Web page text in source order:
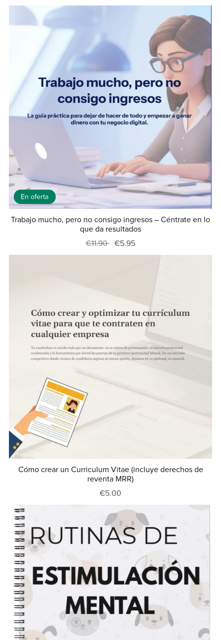
En oferta
Trabajo mucho, pero no consigo ingresos – Céntrate en lo
que da resultados
€11.90 €5.95
Cómo crear un Curriculum Vitae (incluye derechos de
reventa MRR)
€5.00